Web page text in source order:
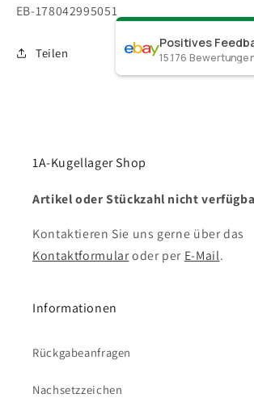
SKU:
EB-178042995051
Teilen
Positives
15.176
1A-Kugellager Shop
Artikel oder Stückzahl nicht
Kontaktieren Sie uns gerne über das
Kontaktformularoder per E-Mail.
Informationen
Rückgabeanfragen
Nachsetzzeichen